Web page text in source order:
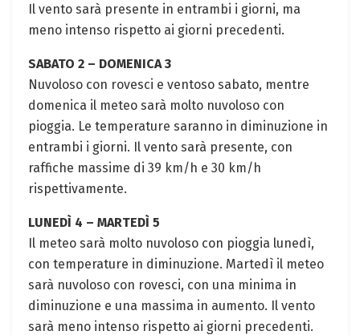
Il vento sarà presente in entrambi i giorni, ma
meno intenso rispetto ai giorni precedenti.
SABATO 2 – DOMENICA 3
Nuvoloso con rovesci e ventoso sabato, mentre
domenica il meteo sarà molto nuvoloso con
pioggia. Le temperature saranno in diminuzione in
entrambi i giorni. Il vento sarà presente, con
raffiche massime di 39 km/h e 30 km/h
rispettivamente.
LUNEDÌ 4 – MARTEDÌ 5
Il meteo sarà molto nuvoloso con pioggia lunedì,
con temperature in diminuzione. Martedì il meteo
sarà nuvoloso con rovesci, con una minima in
diminuzione e una massima in aumento. Il vento
sarà meno intenso rispetto ai giorni precedenti.